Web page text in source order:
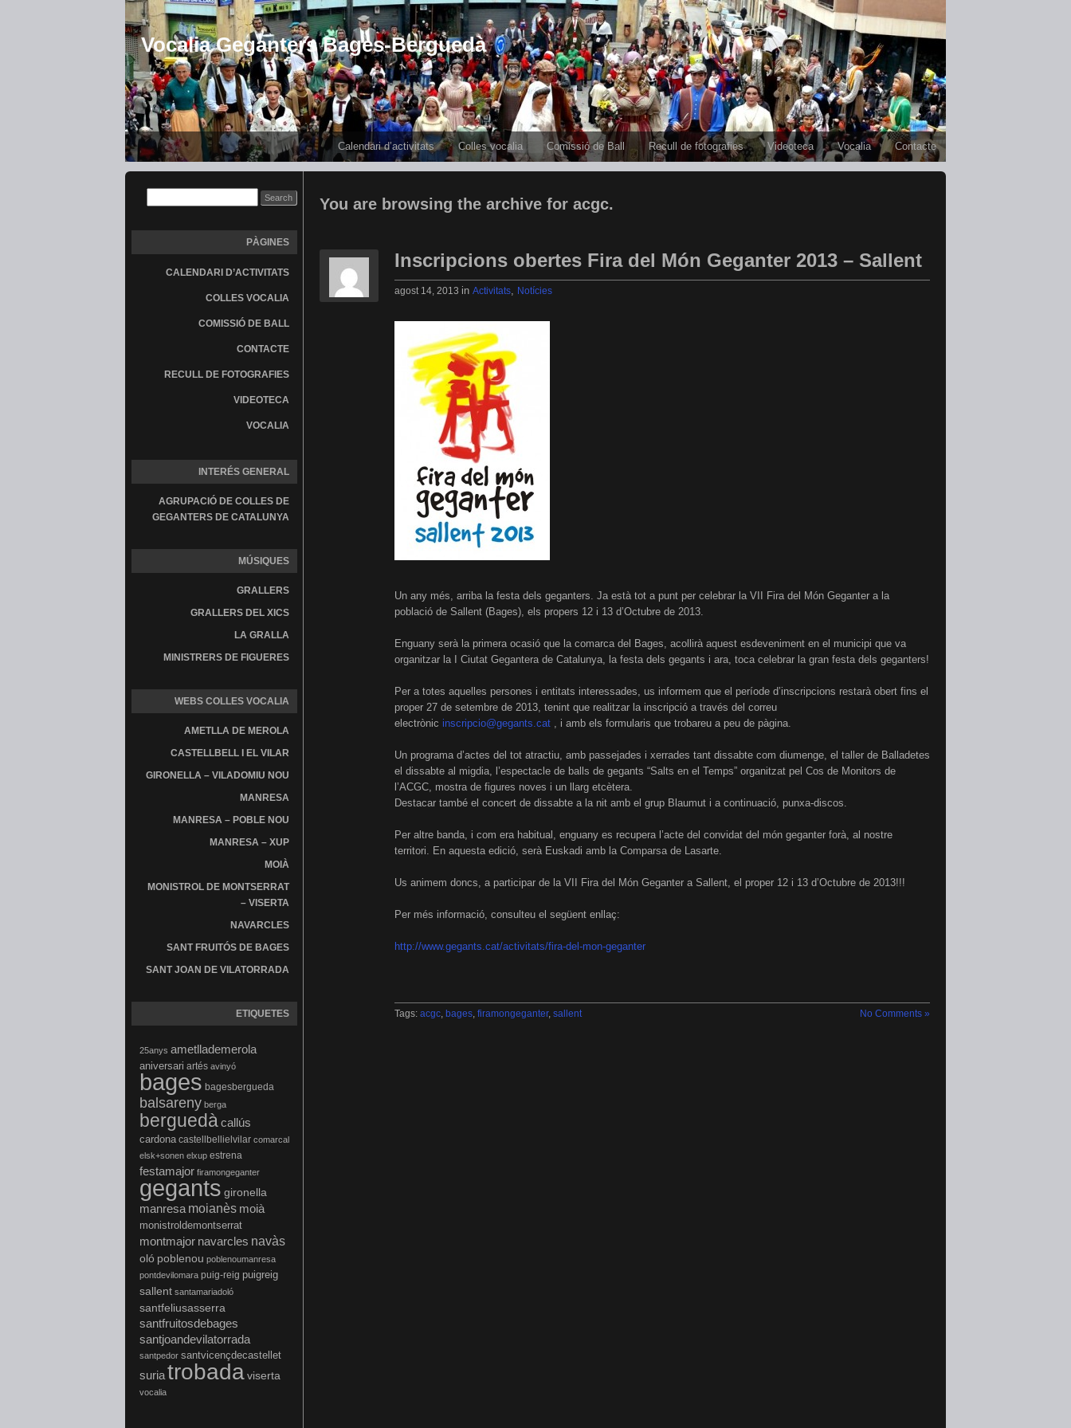
Vocalia Geganters Bages-Berguedà
Calendari d’activitats Colles vocalia Comissió de Ball Recull de fotografies Videoteca Vocalia Contacte
PÀGINES
CALENDARI D’ACTIVITATS
COLLES VOCALIA
COMISSIÓ DE BALL
CONTACTE
RECULL DE FOTOGRAFIES
VIDEOTECA
VOCALIA
INTERÉS GENERAL
AGRUPACIÓ DE COLLES DE
GEGANTERS DE CATALUNYA
MÚSIQUES
GRALLERS
GRALLERS DEL XICS
LA GRALLA
MINISTRERS DE FIGUERES
WEBS COLLES VOCALIA
AMETLLA DE MEROLA
CASTELLBELL I EL VILAR
GIRONELLA – VILADOMIU NOU
MANRESA
MANRESA – POBLE NOU
MANRESA – XUP
MOIÀ
MONISTROL DE MONTSERRAT
– VISERTA
NAVARCLES
SANT FRUITÓS DE BAGES
SANT JOAN DE VILATORRADA
ETIQUETES
25anys ametllademerola
aniversari artés avinyó
bages bagesbergueda
balsareny berga
berguedàcallús
cardona castellbellielvilar comarcal
elsk+sonen elxup estrena
festamajor firamongeganter
gegants gironella
manresa moianès moià
monistroldemontserrat
montmajor navarcles navàs
oló poblenou poblenoumanresa
pontdevilomara puig-reig puigreig
sallent santamariadoló
santfeliusasserra
santfruitosdebages
santjoandevilatorrada
santpedor santvicençdecastellet
suriatrobadaviserta
vocalia
You are browsing the archive for acgc.
Inscripcions obertes Fira del Món Geganter 2013 – Sallent
agost 14, 2013 in Activitats, Notícies
Un any més, arriba la festa dels geganters. Ja està tot a punt per celebrar la VII Fira del Món Geganter a la
població de Sallent (Bages), els propers 12 i 13 d’Octubre de 2013.
Enguany serà la primera ocasió que la comarca del Bages, acollirà aquest esdeveniment en el municipi que va
organitzar la I Ciutat Gegantera de Catalunya, la festa dels gegants i ara, toca celebrar la gran festa dels geganters!
Per a totes aquelles persones i entitats interessades, us informem que el període d’inscripcions restarà obert fins el
proper 27 de setembre de 2013, tenint que realitzar la inscripció a través del correu
electrònic inscripcio@gegants.cat , i amb els formularis que trobareu a peu de pàgina.
Un programa d’actes del tot atractiu, amb passejades i xerrades tant dissabte com diumenge, el taller de Balladetes
el dissabte al migdia, l’espectacle de balls de gegants “Salts en el Temps” organitzat pel Cos de Monitors de
l’ACGC, mostra de figures noves i un llarg etcètera.
Destacar també el concert de dissabte a la nit amb el grup Blaumut i a continuació, punxa-discos.
Per altre banda, i com era habitual, enguany es recupera l’acte del convidat del món geganter forà, al nostre
territori. En aquesta edició, serà Euskadi amb la Comparsa de Lasarte.
Us animem doncs, a participar de la VII Fira del Món Geganter a Sallent, el proper 12 i 13 d’Octubre de 2013!!!
Per més informació, consulteu el següent enllaç:
http://www.gegants.cat/activitats/fira-del-mon-geganter
Tags: acgc, bages, firamongeganter, sallent No Comments »